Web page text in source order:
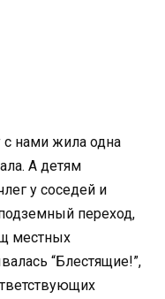
с нами жила одна
А детям
у соседей и
переход,
местных
“Блестящие!”,